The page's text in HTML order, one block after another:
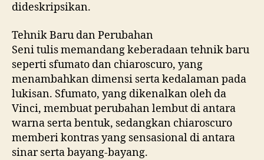
dideskripsikan.
Tehnik Baru dan Perubahan
Seni tulis memandang keberadaan tehnik baru
seperti sfumato dan chiaroscuro, yang
menambahkan dimensi serta kedalaman pada
lukisan. Sfumato, yang dikenalkan oleh da
Vinci, membuat perubahan lembut di antara
warna serta bentuk, sedangkan chiaroscuro
memberi kontras yang sensasional di antara
sinar serta bayang-bayang.